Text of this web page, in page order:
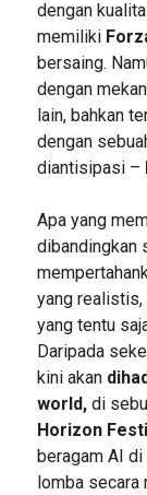
dengan
memiliki
bersaing.
dengan
lain, bahkan
dengan
diantisipasi –
Apa yang
dibandingkan
yang realistis,
yang tentu
Daripada
kini akan
world,di
Horizon
beragam AI
lomba secara